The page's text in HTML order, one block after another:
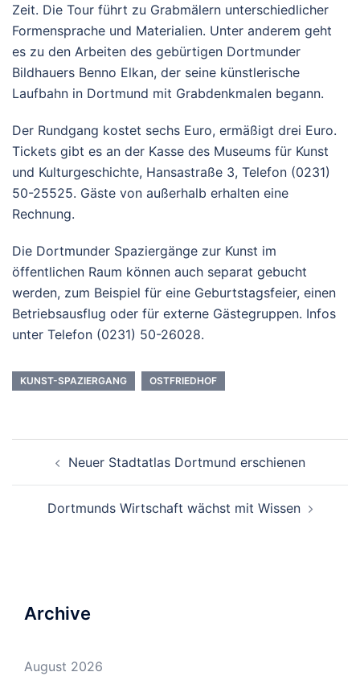
Zeit. Die Tour führt zu Grabmälern unterschiedlicher
Formensprache und Materialien. Unter anderem geht
es zu den Arbeiten des gebürtigen Dortmunder
Bildhauers Benno Elkan, der seine künstlerische
Laufbahn in Dortmund mit Grabdenkmalen begann.
Der Rundgang kostet sechs Euro, ermäßigt drei Euro.
Tickets gibt es an der Kasse des Museums für Kunst
und Kulturgeschichte, Hansastraße 3, Telefon (0231)
50-25525. Gäste von außerhalb erhalten eine
Rechnung.
Die Dortmunder Spaziergänge zur Kunst im
öffentlichen Raum können auch separat gebucht
werden, zum Beispiel für eine Geburtstagsfeier, einen
Betriebsausflug oder für externe Gästegruppen. Infos
unter Telefon (0231) 50-26028.
KUNST-SPAZIERGANG OSTFRIEDHOF
NavigationNeuer Stadtatlas Dortmund erschienen
Dortmunds Wirtschaft wächst mit Wissen
Archive
August 2026